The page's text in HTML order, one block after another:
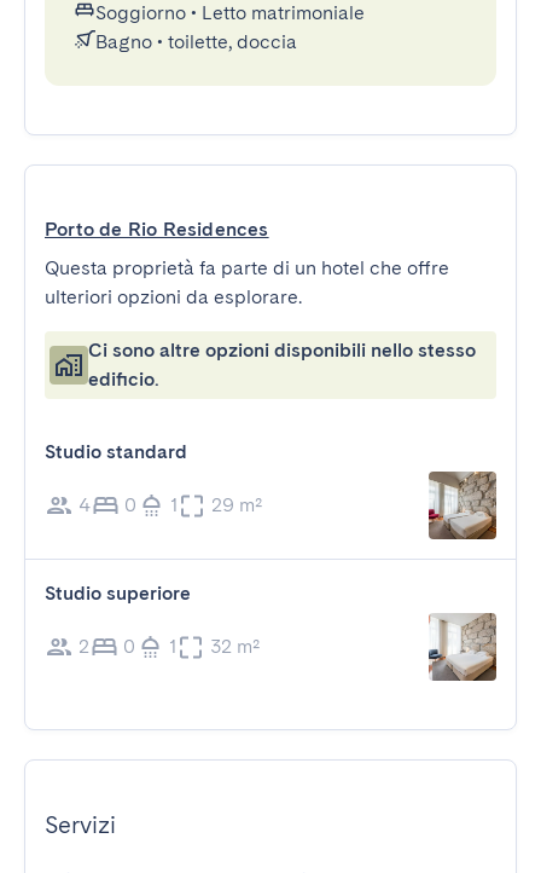
Soggiorno • Letto matrimoniale
Bagno • toilette, doccia
Porto de Rio Residences
Questa proprietà fa parte di un hotel che offre
ulteriori opzioni da esplorare.
Ci sono altre opzioni disponibili nello stesso
edificio.
Studio standard
4 0 1 29 m²
Studio superiore
2 0 1 32 m²
Servizi